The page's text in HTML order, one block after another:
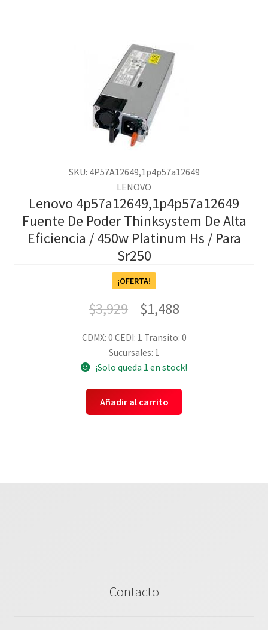
SKU: 4P57A12649,1p4p57a12649
LENOVO
Lenovo 4p57a12649,1p4p57a12649
Fuente De Poder Thinksystem De Alta
Eficiencia / 450w Platinum Hs / Para
Sr250
¡OFERTA!
$3,929 $1,488
CDMX: 0 CEDI: 1 Transito: 0
Sucursales: 1
¡Solo queda 1 en stock!
Añadir al carrito
Contacto